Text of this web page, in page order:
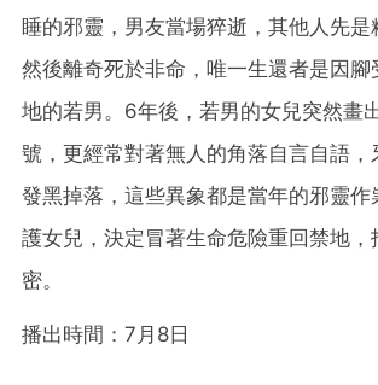
睡的邪靈，男友當場猝逝，其他人先是
然後離奇死於非命，唯一生還者是因腳
地的若男。6年後，若男的女兒突然畫
號，更經常對著無人的角落自言自語，
發黑掉落，這些異象都是當年的邪靈作
護女兒，決定冒著生命危險重回禁地，
密。
播出時間：7月8日